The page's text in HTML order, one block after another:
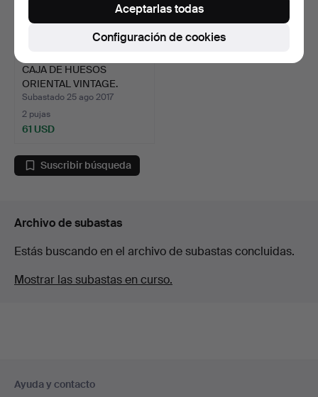
CAJA DE HUESOS
ORIENTAL VINTAGE.
Subastado 25 ago 2017
2 pujas
61 USD
Suscribir búsqueda
Archivo de subastas
Estás buscando en el archivo de subastas concluidas.
Mostrar las subastas en curso.
en
Ayuda y contacto
Configuración de cookies
Aceptarlas todas